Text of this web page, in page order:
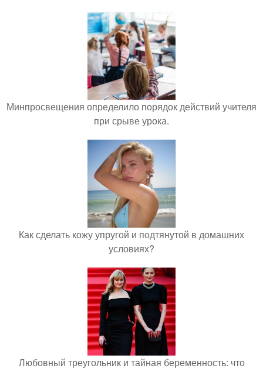
Минпросвещения определило порядок действий учителя
при срыве урока.
Как сделать кожу упругой и подтянутой в домашних
условиях?
Любовный треугольник и тайная беременность: что